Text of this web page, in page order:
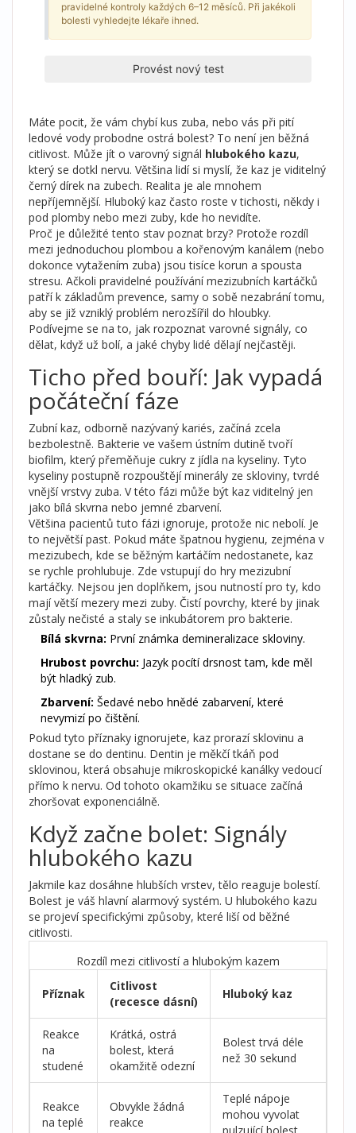
pravidelné kontroly každých 6–12 měsíců. Při jakékoli
bolesti vyhledejte lékaře ihned.
Provést nový test
Máte pocit, že vám chybí kus zuba, nebo vás při pití
ledové vody probodne ostrá bolest? To není jen běžná
citlivost. Může jít o varovný signál hlubokého kazu,
který se dotkl nervu. Většina lidí si myslí, že kaz je viditelný
černý dírek na zubech. Realita je ale mnohem
nepříjemnější. Hluboký kaz často roste v tichosti, někdy i
pod plomby nebo mezi zuby, kde ho nevidíte.
Proč je důležité tento stav poznat brzy? Protože rozdíl
mezi jednoduchou plombou a kořenovým kanálem (nebo
dokonce vytažením zuba) jsou tisíce korun a spousta
stresu. Ačkoli pravidelné používánímezizubních kartáčků
patří k základům prevence, samy o sobě nezabrání tomu,
aby se již vzniklý problém nerozšířil do hloubky.
Podívejme se na to, jak rozpoznat varovné signály, co
dělat, když už bolí, a jaké chyby lidé dělají nejčastěji.
Ticho před bouří: Jak vypadá
počáteční fáze
Zubní kaz, odborně nazývaný kariés, začíná zcela
bezbolestně. Bakterie ve vašem ústním dutině tvoří
biofilm, který přeměňuje cukry z jídla na kyseliny. Tyto
kyseliny postupně rozpouštějí minerály ze skloviny, tvrdé
vnější vrstvy zuba. V této fázi může být kaz viditelný jen
jako bílá skvrna nebo jemné zbarvení.
Většina pacientů tuto fázi ignoruje, protože nic nebolí. Je
to největší past. Pokud máte špatnou hygienu, zejména v
mezizubech, kde se běžným kartáčím nedostanete, kaz
se rychle prohlubuje. Zde vstupují do hry mezizubní
kartáčky. Nejsou jen doplňkem, jsou nutností pro ty, kdo
mají větší mezery mezi zuby. Čistí povrchy, které by jinak
zůstaly nečisté a staly se inkubátorem pro bakterie.
Bílá skvrna: První známka demineralizace skloviny.
Hrubost povrchu: Jazyk pocítí drsnost tam, kde měl
být hladký zub.
Zbarvení: Šedavé nebo hnědé zabarvení, které
nevymizí po čištění.
Pokud tyto příznaky ignorujete, kaz prorazí sklovinu a
dostane se do dentinu. Dentin je měkčí tkáň pod
sklovinou, která obsahuje mikroskopické kanálky vedoucí
přímo k nervu. Od tohoto okamžiku se situace začíná
zhoršovat exponenciálně.
Když začne bolet: Signály
hlubokého kazu
Jakmile kaz dosáhne hlubších vrstev, tělo reaguje bolestí.
Bolest je váš hlavní alarmový systém. U hlubokého kazu
se projeví specifickými způsoby, které liší od běžné
citlivosti.
Rozdíl mezi citlivostí a hlubokým kazem
Příznak
Citlivost
(recesce dásní)
Hluboký kaz
Reakce
na
studené
Krátká, ostrá
bolest, která
okamžitě odezní
Bolest trvá déle
než 30 sekund
Reakce
na teplé
Obvykle žádná
reakce
Teplé nápoje
mohou vyvolat